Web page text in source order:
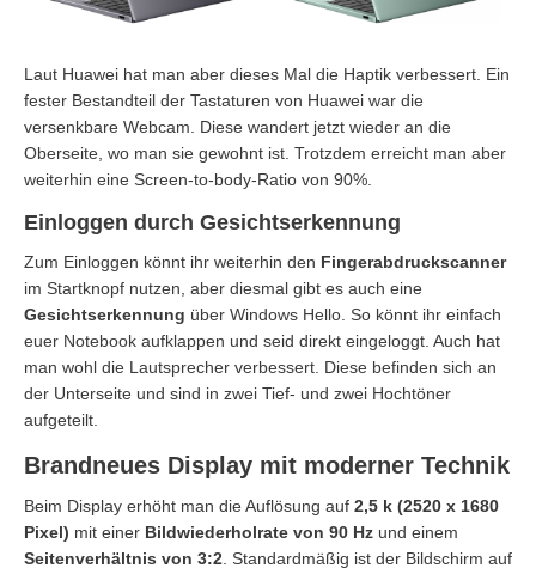
Laut Huawei hat man aber dieses Mal die Haptik verbessert. Ein
fester Bestandteil der Tastaturen von Huawei war die
versenkbare Webcam. Diese wandert jetzt wieder an die
Oberseite, wo man sie gewohnt ist. Trotzdem erreicht man aber
weiterhin eine Screen-to-body-Ratio von 90%.
Einloggen durch Gesichtserkennung
Zum Einloggen könnt ihr weiterhin den Fingerabdruckscanner
im Startknopf nutzen, aber diesmal gibt es auch eine
Gesichtserkennung über Windows Hello. So könnt ihr einfach
euer Notebook aufklappen und seid direkt eingeloggt. Auch hat
man wohl die Lautsprecher verbessert. Diese befinden sich an
der Unterseite und sind in zwei Tief- und zwei Hochtöner
aufgeteilt.
Brandneues Display mit moderner Technik
Beim Display erhöht man die Auflösung auf 2,5 k (2520 x 1680
Pixel) mit einer Bildwiederholrate von 90 Hz und einem
Seitenverhältnis von 3:2 . Standardmäßig ist der Bildschirm auf